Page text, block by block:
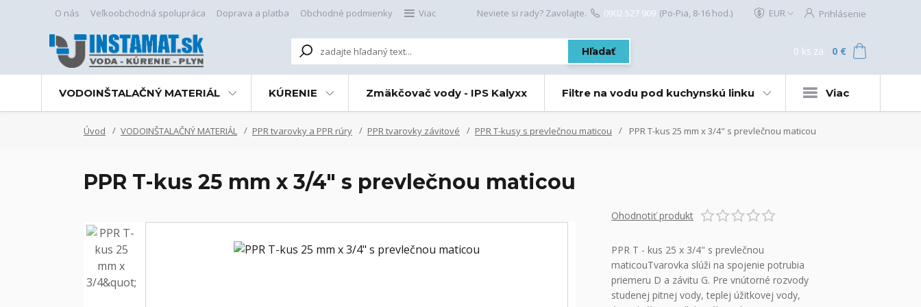
O nás Veľkoobchodná spolupráca Doprava a platba Obchodné podmienky Viac EUR Prihlásenie
Hľadať
Neviete si rady? Zavolajte. 0902 527 909 (Po-Pia, 8-16 hod.)
0 ks za 0 €
VODOINŠTALAČNÝ MATERIÁL KÚRENIE Zmäkčovač vody - IPS Kalyxx Filtre na vodu pod kuchynskú linku Viac
Úvod VODOINŠTALAČNÝ MATERIÁL PPR tvarovky a PPR rúry PPR tvarovky závitové PPR T-kusy s prevlečnou maticou PPR T-kus 25 mm x 3/4" s prevlečnou maticou
PPR T-kus 25 mm x 3/4" s prevlečnou maticou
Ohodnotiť produkt
PPR T - kus 25 x 3/4" s prevlečnou
maticouTvarovka slúži na spojenie potrubia
priemeru D a závitu G. Pre vnútorné rozvody
studenej pitnej vody, teplej úžitkovej vody,